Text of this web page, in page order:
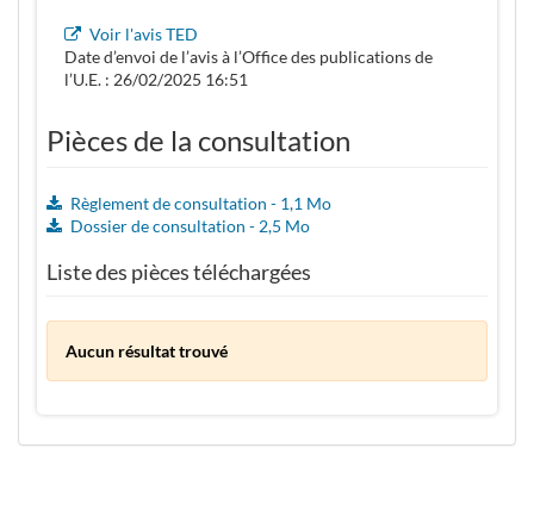
Voir l'avis TED
Date d’envoi de l’avis à l’Office des publications de
l’U.E. : 26/02/2025 16:51
Pièces de la consultation
Règlement de consultation - 1,1 Mo
Dossier de consultation - 2,5 Mo
Liste des pièces téléchargées
Aucun résultat trouvé